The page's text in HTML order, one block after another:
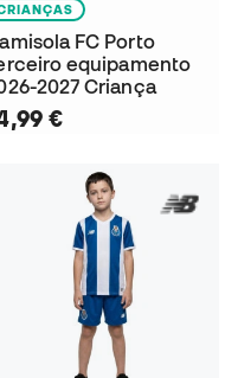
FC Porto
equipamento
2027 Criança
€